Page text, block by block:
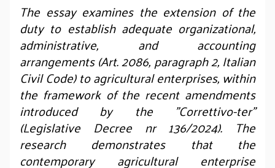
The essay examines the extension of the
duty to establish adequate organizational,
administrative, and accounting
arrangements (Art. 2086, paragraph 2, Italian
Civil Code) to agricultural enterprises, within
the framework of the recent amendments
introduced by the "Correttivo-ter"
(Legislative Decree nr 136/2024). The
research demonstrates that the
contemporary agricultural enterprise